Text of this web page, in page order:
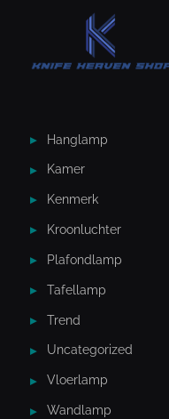
Hanglamp
Kamer
Kenmerk
Kroonluchter
Plafondlamp
Tafellamp
Trend
Uncategorized
Vloerlamp
Wandlamp